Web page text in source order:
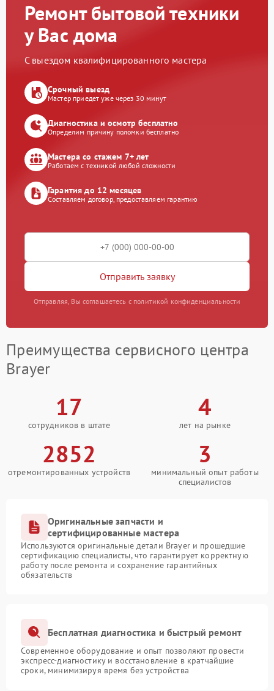
Ремонт бытовой техники
у Вас дома
С выездом квалифицированного мастера
Срочный выезд
Мастер приедет уже через 30 минут
Диагностика и осмотр бесплатно
Определим причину поломки бесплатно
Мастера со стажем 7+ лет
Работаем с техникой любой сложности
Гарантия до 12 месяцев
Составляем договор, предоставляем гарантию
Отправить заявку
Отправляя, Вы соглашаетесь с политикой конфиденциальности
Преимущества сервисного центра
Brayer
17
сотрудников в штате
4
лет на рынке
2852
отремонтированных устройств
3
минимальный опыт работы
специалистов
Оригинальные запчасти и
сертифицированные мастера
Используются оригинальные детали Brayer и прошедшие
сертификацию специалисты, что гарантирует корректную
работу после ремонта и сохранение гарантийных
обязательств
Бесплатная диагностика и быстрый ремонт
Современное оборудование и опыт позволяют провести
экспресс-диагностику и восстановление в кратчайшие
сроки, минимизируя время без устройства